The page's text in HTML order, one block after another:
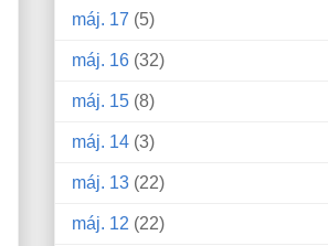
máj. 17 (5)
máj. 16 (32)
máj. 15 (8)
máj. 14 (3)
máj. 13 (22)
máj. 12 (22)